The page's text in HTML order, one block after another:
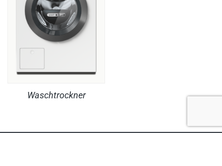
Waschtrockner